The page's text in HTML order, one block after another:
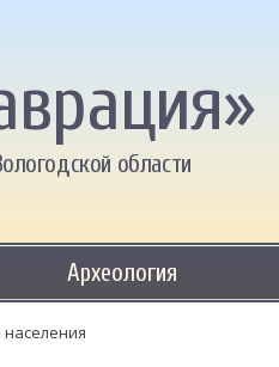
области
Археология